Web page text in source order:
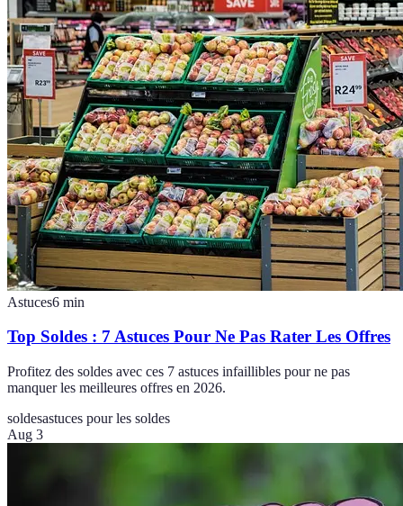
Astuces6 min
Top Soldes : 7 Astuces Pour Ne Pas Rater Les Offres
Profitez des soldes avec ces 7 astuces infaillibles pour ne pas
manquer les meilleures offres en 2026.
soldesastuces pour les soldes
Aug 3